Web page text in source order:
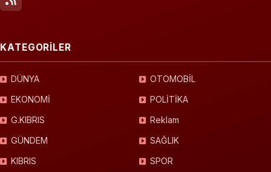
KATEGORİLER
DÜNYA
EKONOMİ
G.KIBRIS
GÜNDEM
KIBRIS
OTOMOBİL
POLİTİKA
Reklam
SAĞLIK
SPOR